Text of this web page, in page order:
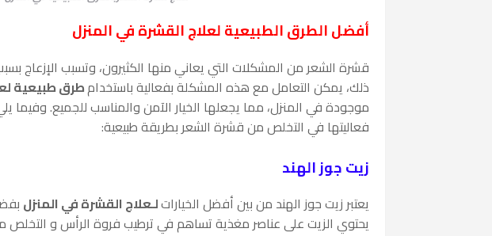
أفضل الطرق الطبيعية لعلاج القشرة في المنزل
قشرة الشعر من المشكلات التي يعاني منها الكثيرون، وتسبب الإزعاج
ذلك، يمكن التعامل مع هذه المشكلة بفعالية باستخدامطرق طبيعية
موجودة في المنزل، مما يجعلها الخيار الآمن والمناسب للجميع. وفيما
فعاليتها في التخلص من قشرة الشعر بطريقة طبيعية:
زيت جوز الهند
يعتبر زيت جوز الهند من بين أفضل الخياراتلـعلاج القشرة في المنزل
يحتوي الزيت على عناصر مغذية تساهم في ترطيب فروة الرأس و